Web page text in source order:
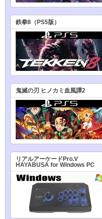
鉄拳8（PS5版）
鬼滅の刃 ヒノカミ血風譚2
リアルアーケードPro.V
HAYABUSA for Windows PC